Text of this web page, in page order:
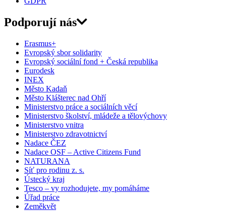
Podporují nás
Erasmus+
Evropský sbor solidarity
Evropský sociální fond + Česká republika
Eurodesk
INEX
Město Kadaň
Město Klášterec nad Ohří
Ministerstvo práce a sociálních věcí
Ministerstvo školství, mládeže a tělovýchovy
Ministerstvo vnitra
Ministerstvo zdravotnictví
Nadace ČEZ
Nadace OSF – Active Citizens Fund
NATURANA
Síť pro rodinu z. s.
Ústecký kraj
Tesco – vy rozhodujete, my pomáháme
Úřad práce
Zeměkvět